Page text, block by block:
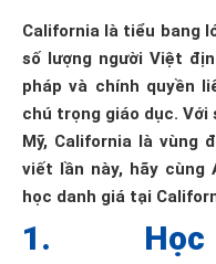
California là tiểu bang
số lượng người Việt
pháp và chính quyền
chú trọng giáo dục.
Mỹ, California là vùng
viết lần này, hãy
học danh giá tại
1. Học